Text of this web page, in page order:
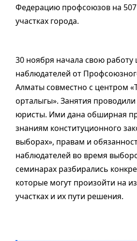
Федерацию профсоюзов на
участках города.
30 ноября начала свою работу
наблюдателей от
Алматы совместно с центром
орталыгы». Занятия
юристы. Ими дана обширная
знаниям конституционного
выборах», правам и
наблюдателей во время
семинарах разбирались
которые могут произойти на
участках и их пути решения.